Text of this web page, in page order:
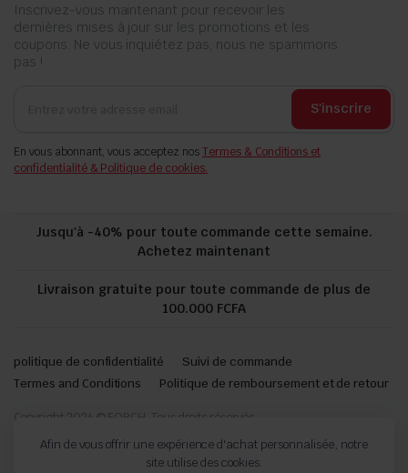
Inscrivez-vous maintenant pour recevoir les
dernières mises à jour sur les promotions et les
coupons. Ne vous inquiétez pas, nous ne spammons
pas !
S'inscrire
En vous abonnant, vous acceptez nosTermes & Conditions et
confidentialité & Politique de cookies.
Jusqu'à -40% pour toute commande cette semaine.
Achetez maintenant
Livraison gratuite pour toute commande de plus de
100.000 FCFA
politique de confidentialité
Suivi de commande
Termes and Conditions
Politique de remboursement et de retour
Copyright 2024 © FORCH. Tous droits réservés.
Afin de vous offrir une expérience d'achat personnalisée, notre
site utilise des cookies.